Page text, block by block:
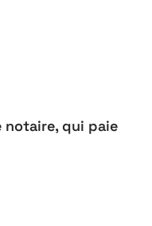
notaire, qui paie